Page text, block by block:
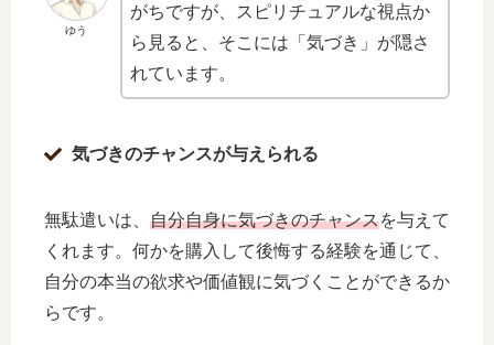
ゆう
がちですが、スピリチュアルな視点か
ら見ると、そこには「気づき」が隠さ
れています。
気づきのチャンスが与えられる
無駄遣いは、 自分自身に気づきのチャンスを与えて
くれます。何かを購入して後悔する経験を通じて、
自分の本当の欲求や価値観に気づくことができるか
らです。